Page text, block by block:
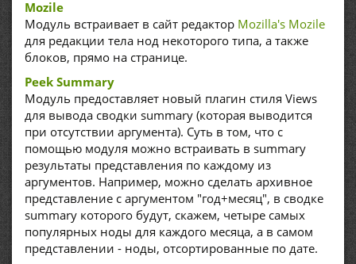
Mozile
Модуль встраивает в сайт редактор Mozilla's Mozile
для редакции тела нод некоторого типа, а также
блоков, прямо на странице.
Peek Summary
Модуль предоставляет новый плагин стиля Views
для вывода сводки summary (которая выводится
при отсутствии аргумента). Суть в том, что с
помощью модуля можно встраивать в summary
результаты представления по каждому из
аргументов. Например, можно сделать архивное
представление с аргументом "год+месяц", в сводке
summary которого будут, скажем, четыре самых
популярных ноды для каждого месяца, а в самом
представлении - ноды, отсортированные по дате.